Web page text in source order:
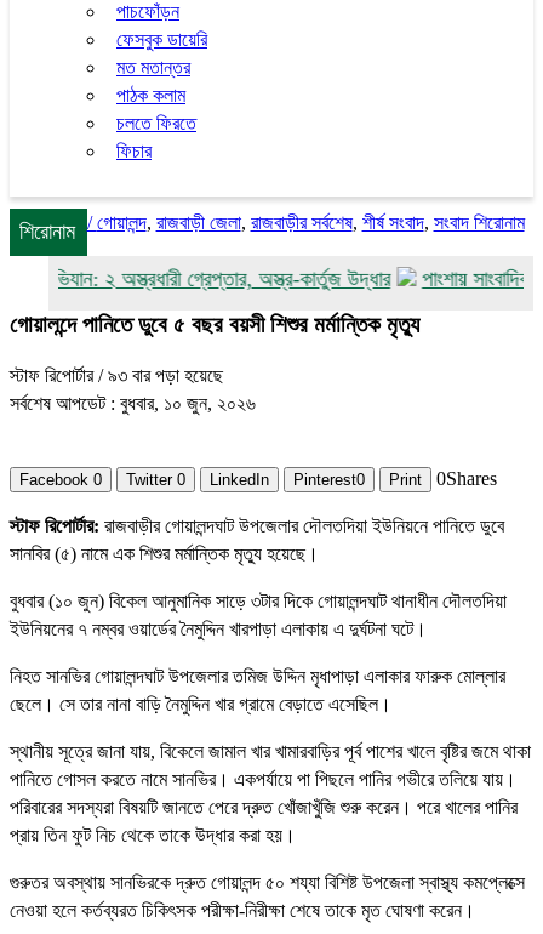
পাচফোঁড়ন
ফেসবুক ডায়েরি
মত মতান্তর
পাঠক কলাম
চলতে ফিরতে
ফিচার
শিরোনাম
অভিযান: ২ অস্ত্রধারী গ্রেপ্তার, অস্ত্র-কার্তুজ উদ্ধার
পাংশায় সাংবাদিক
/গোয়ালন্দ, রাজবাড়ী জেলা, রাজবাড়ীর সর্বশেষ, শীর্ষ সংবাদ, সংবাদ শিরোনাম
গোয়ালন্দে পানিতে ডুবে ৫ বছর বয়সী শিশুর মর্মান্তিক মৃত্যু
স্টাফ রিপোর্টার/ ৯৩ বার পড়া হয়েছে
সর্বশেষ আপডেট : বুধবার, ১০ জুন, ২০২৬
Facebook 0 Twitter 0 LinkedIn Pinterest0 Print 0Shares
স্টাফ রিপোর্টার: রাজবাড়ীর গোয়ালন্দঘাট উপজেলার দৌলতদিয়া ইউনিয়নে পানিতে ডুবে
সানবির (৫) নামে এক শিশুর মর্মান্তিক মৃত্যু হয়েছে।
বুধবার (১০ জুন) বিকেল আনুমানিক সাড়ে ৩টার দিকে গোয়ালন্দঘাট থানাধীন দৌলতদিয়া
ইউনিয়নের ৭ নম্বর ওয়ার্ডের নৈমুদ্দিন খারপাড়া এলাকায় এ দুর্ঘটনা ঘটে।
নিহত সানভির গোয়ালন্দঘাট উপজেলার তমিজ উদ্দিন মৃধাপাড়া এলাকার ফারুক মোল্লার
ছেলে। সে তার নানা বাড়ি নৈমুদ্দিন খার গ্রামে বেড়াতে এসেছিল।
স্থানীয় সূত্রে জানা যায়, বিকেলে জামাল খার খামারবাড়ির পূর্ব পাশের খালে বৃষ্টির জমে থাকা
পানিতে গোসল করতে নামে সানভির। একপর্যায়ে পা পিছলে পানির গভীরে তলিয়ে যায়।
পরিবারের সদস্যরা বিষয়টি জানতে পেরে দ্রুত খোঁজাখুঁজি শুরু করেন। পরে খালের পানির
প্রায় তিন ফুট নিচ থেকে তাকে উদ্ধার করা হয়।
গুরুতর অবস্থায় সানভিরকে দ্রুত গোয়ালন্দ ৫০ শয্যা বিশিষ্ট উপজেলা স্বাস্থ্য কমপ্লেক্সে
নেওয়া হলে কর্তব্যরত চিকিৎসক পরীক্ষা-নিরীক্ষা শেষে তাকে মৃত ঘোষণা করেন।